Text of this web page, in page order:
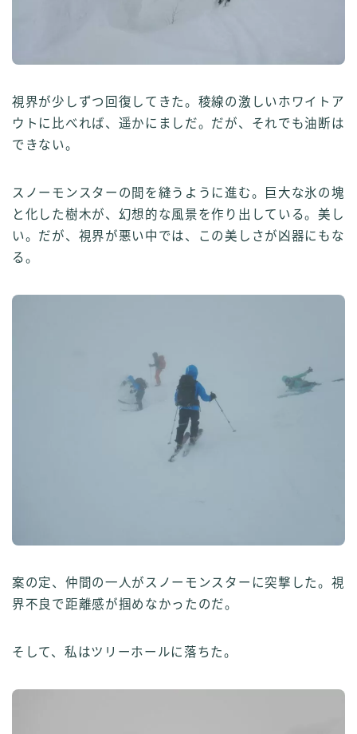
視界が少しずつ回復してきた。稜線の激しいホワイトア
ウトに比べれば、遥かにましだ。だが、それでも油断は
できない。
スノーモンスターの間を縫うように進む。巨大な氷の塊
と化した樹木が、幻想的な風景を作り出している。美し
い。だが、視界が悪い中では、この美しさが凶器にもな
る。
案の定、仲間の一人がスノーモンスターに突撃した。視
界不良で距離感が掴めなかったのだ。
そして、私はツリーホールに落ちた。